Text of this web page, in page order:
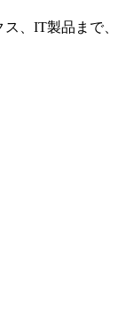
、IT製品まで、